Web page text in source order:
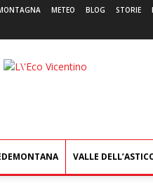
METEO BLOG STORIE
L'Eco
VALLE